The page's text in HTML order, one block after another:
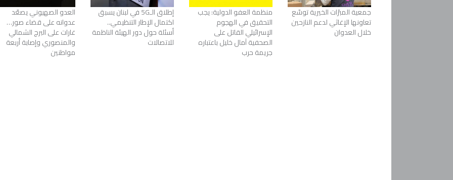
جمعية المبرّات الخيرية توسّع
تعاونها الإغاثي لدعم النازحين
خلال العدوان
منظمة العفو الدولية: يجب
التحقيق في الهجوم
الإسرائيلي القاتل على
الصحفية آمال خليل باعتباره
جريمة حرب
إطلاق الـ5G في لبنان يسبق
اكتمال الإطار التنظيمي..
أسئلة حول دور الهيئة الناظمة
للاتصالات
العدو الصهيوني يصعّد
عدوانه على قضاء صور…
غارات على البرج الشمالي
والمنصوري وإصابة أربعة
مواطنين